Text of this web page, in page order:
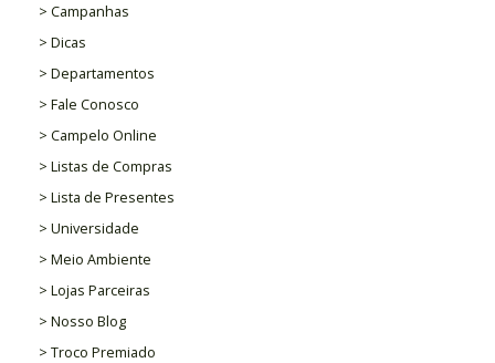
> Campanhas
> Dicas
> Departamentos
> Fale Conosco
> Campelo Online
> Listas de Compras
> Lista de Presentes
> Universidade
> Meio Ambiente
> Lojas Parceiras
> Nosso Blog
> Troco Premiado